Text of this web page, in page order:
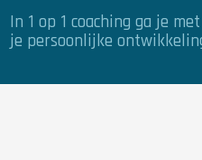
In 1 op 1 coaching ga je
je persoonlijke